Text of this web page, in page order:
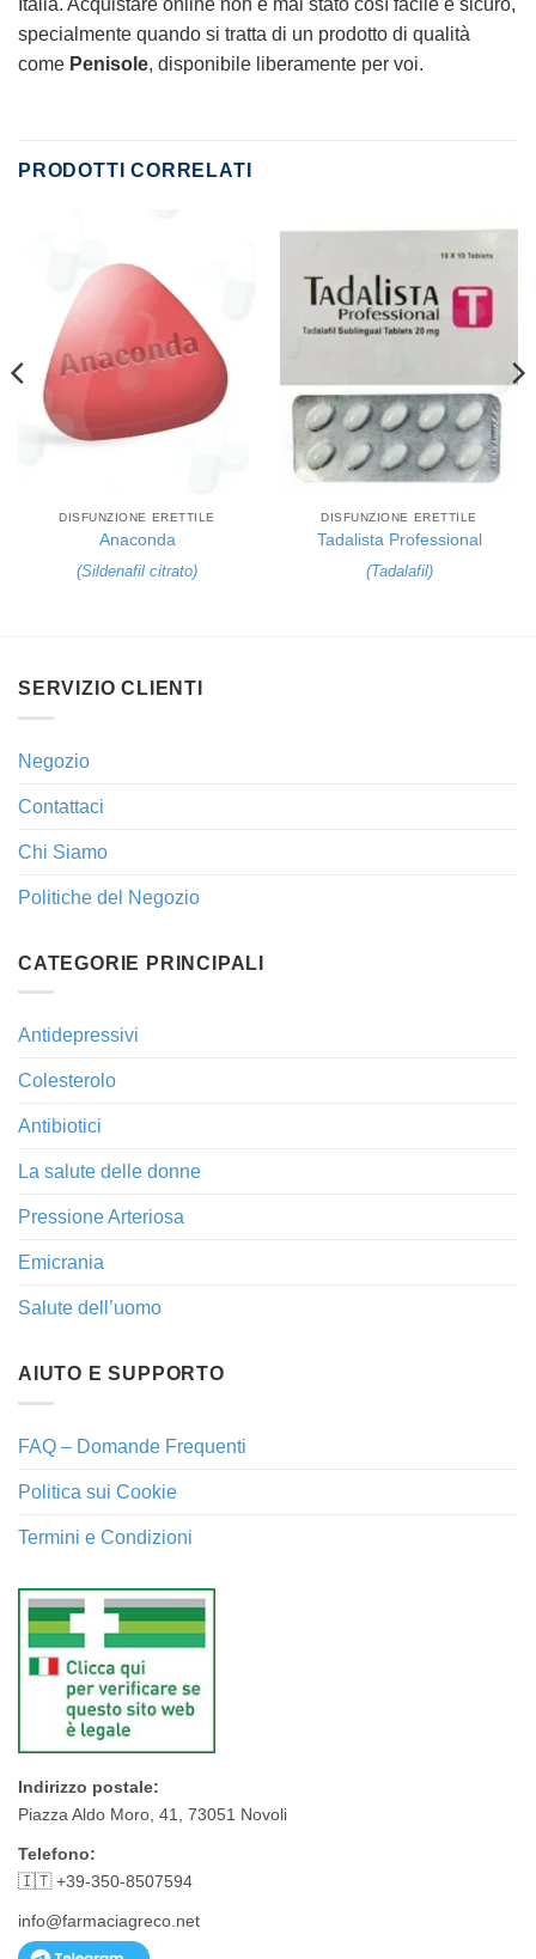
Italia. Acquistare online non è mai stato così facile e sicuro,
specialmente quando si tratta di un prodotto di qualità
come Penisole, disponibile liberamente per voi.
PRODOTTI CORRELATI
DISFUNZIONE ERETTILE
Anaconda
(Sildenafil citrato)
DISFUNZIONE ERETTILE
Tadalista Professional
(Tadalafil)
SERVIZIO CLIENTI
Negozio
Contattaci
Chi Siamo
Politiche del Negozio
CATEGORIE PRINCIPALI
Antidepressivi
Colesterolo
Antibiotici
La salute delle donne
Pressione Arteriosa
Emicrania
Salute dell’uomo
AIUTO E SUPPORTO
FAQ – Domande Frequenti
Politica sui Cookie
Termini e Condizioni
Indirizzo postale:
Piazza Aldo Moro, 41, 73051 Novoli
Telefono:
🇮🇹 +39-350-8507594
info@farmaciagreco.net